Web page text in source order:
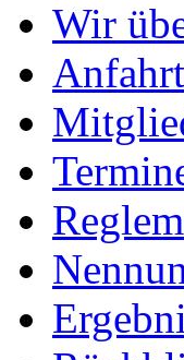
Wir
Anfahrt